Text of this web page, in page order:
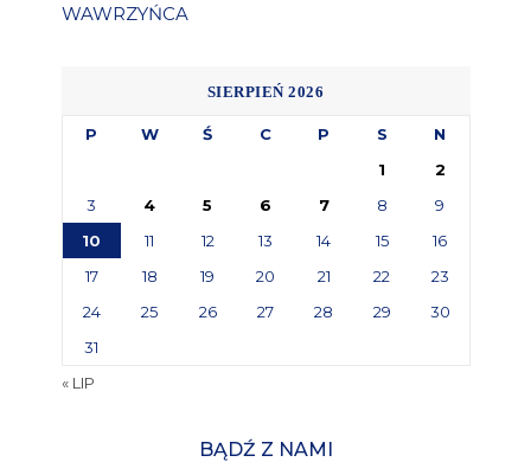
WAWRZYŃCA
SIERPIEŃ 2026
P W Ś C P S
N
1
2
3
4 5 6 7 8
9
10
11 12 13 14 15
16
17
18 19 20 21 22
23
24
25 26 27 28 29
30
31
« LIP
BĄDŹ Z NAMI